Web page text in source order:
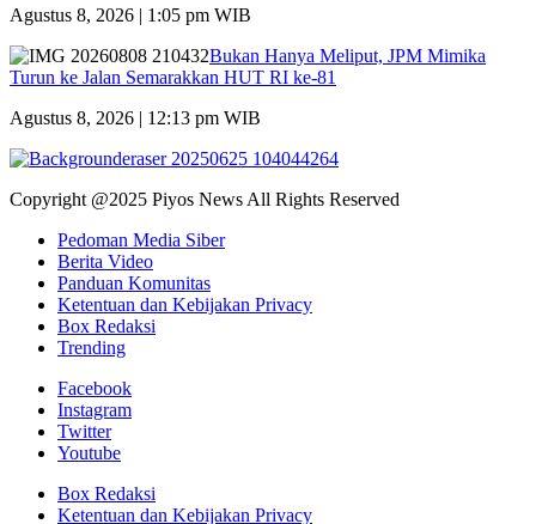
Agustus 8, 2026 | 1:05 pm WIB
Bukan Hanya Meliput, JPM Mimika
Turun ke Jalan Semarakkan HUT RI ke-81
Agustus 8, 2026 | 12:13 pm WIB
Copyright @2025 Piyos News All Rights Reserved
Pedoman Media Siber
Berita Video
Panduan Komunitas
Ketentuan dan Kebijakan Privacy
Box Redaksi
Trending
Facebook
Instagram
Twitter
Youtube
Box Redaksi
Ketentuan dan Kebijakan Privacy